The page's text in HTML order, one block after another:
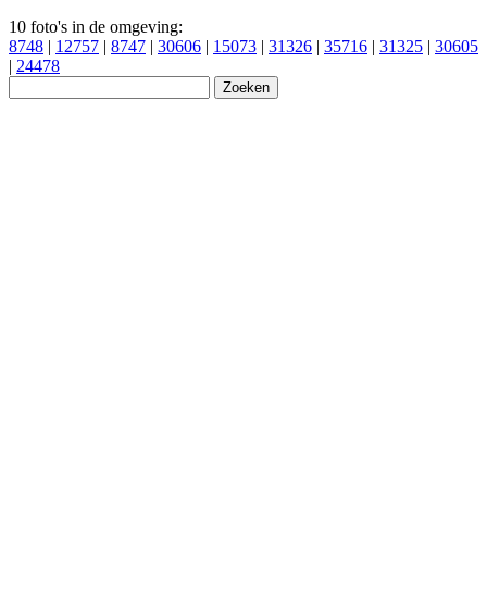
10 foto's in de omgeving:
8748 | 12757 | 8747 | 30606 | 15073 | 31326 | 35716 | 31325 | 30605
| 24478